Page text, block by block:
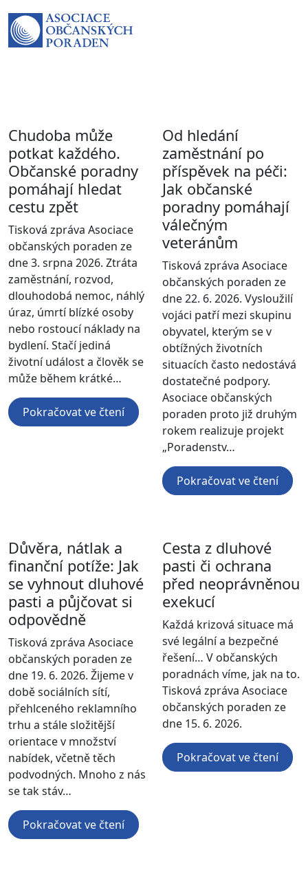
Chudoba může
potkat každého.
Občanské poradny
pomáhají hledat
cestu zpět
Tisková zpráva Asociace
občanských poraden ze
dne 3. srpna 2026. Ztráta
zaměstnání, rozvod,
dlouhodobá nemoc, náhlý
úraz, úmrtí blízké osoby
nebo rostoucí náklady na
bydlení. Stačí jediná
životní událost a člověk se
může během krátké…
Pokračovat ve čtení
Od hledání
zaměstnání po
příspěvek na péči:
Jak občanské
poradny pomáhají
válečným
veteránům
Tisková zpráva Asociace
občanských poraden ze
dne 22. 6. 2026. Vysloužilí
vojáci patří mezi skupinu
obyvatel, kterým se v
obtížných životních
situacích často nedostává
dostatečné podpory.
Asociace občanských
poraden proto již druhým
rokem realizuje projekt
„Poradenstv…
Pokračovat ve čtení
Důvěra, nátlak a
finanční potíže: Jak
se vyhnout dluhové
pasti a půjčovat si
odpovědně
Tisková zpráva Asociace
občanských poraden ze
dne 19. 6. 2026. Žijeme v
době sociálních sítí,
přehlceného reklamního
trhu a stále složitější
orientace v množství
nabídek, včetně těch
podvodných. Mnoho z nás
se tak stáv…
Pokračovat ve čtení
Cesta z dluhové
pasti či ochrana
před neoprávněnou
exekucí
Každá krizová situace má
své legální a bezpečné
řešení… V občanských
poradnách víme, jak na to.
Tisková zpráva Asociace
občanských poraden ze
dne 15. 6. 2026.
Pokračovat ve čtení